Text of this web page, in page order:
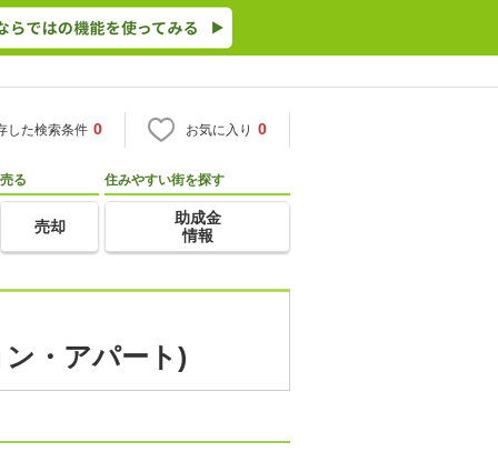
した検索条件 0 お気に入り 0
売る
売却
住みやすい街を探す
助成金
情報
・アパート)